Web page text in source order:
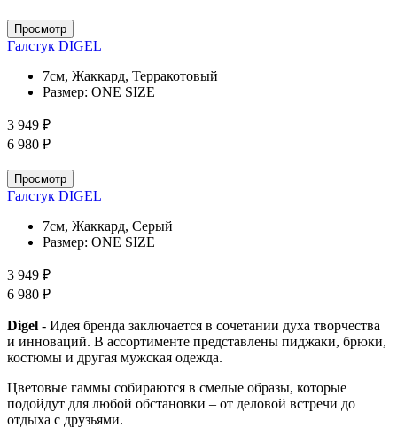
Просмотр
Галстук DIGEL
7см, Жаккард, Терракотовый
Размер: ONE SIZE
3 949 ₽
6 980 ₽
Просмотр
Галстук DIGEL
7см, Жаккард, Серый
Размер: ONE SIZE
3 949 ₽
6 980 ₽
Digel - Идея бренда заключается в сочетании духа творчества
и инноваций. В ассортименте представлены пиджаки, брюки,
костюмы и другая мужская одежда.
Цветовые гаммы собираются в смелые образы, которые
подойдут для любой обстановки – от деловой встречи до
отдыха с друзьями.